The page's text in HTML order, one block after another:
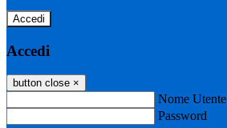
Accedi
Accedi
button close ×
Nome Utente
Password